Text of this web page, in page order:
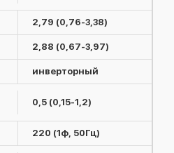
2,79 (0,76-3,38)
2,88 (0,67-3,97)
инверторный
0,5 (0,15-1,2)
220 (1ф, 50Гц)